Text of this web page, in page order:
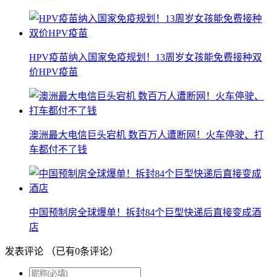
HPV疫苗纳入国家免疫规划！13周岁女孩能免费接种双
价HPV疫苗
澳洲最大电信巨头宕机 数百万人遭断网！火车停驶、打
车都付不了钱
中国预制房全球爆单！拆封84个巨型快递后直接变成酒
店
发表评论 （已有0条评论）